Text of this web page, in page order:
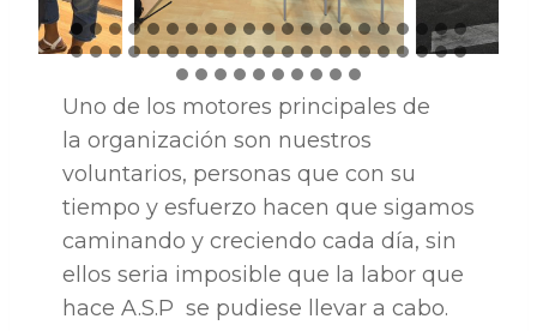
Uno de los motores principales de
la organización son nuestros
voluntarios, personas que con su
tiempo y esfuerzo hacen que sigamos
caminando y creciendo cada día, sin
ellos seria imposible que la labor que
hace A.S.P se pudiese llevar a cabo.​